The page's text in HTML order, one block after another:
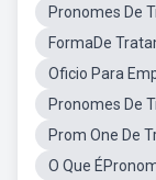
Pronomes De
FormaDe
Oficio Para
Pronomes De
Prom One De
O Que